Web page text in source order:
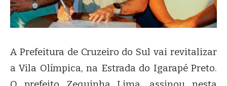
A Prefeitura de Cruzeiro do Sul vai revitalizar
a Vila Olímpica, na Estrada do Igarapé Preto.